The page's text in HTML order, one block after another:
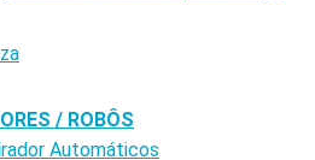
/ ROBÔS
Automáticos